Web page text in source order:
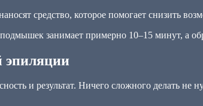
средство, которое помогает снизить
занимает примерно 10–15 минут, а
эпиляции
и результат. Ничего сложного делать не